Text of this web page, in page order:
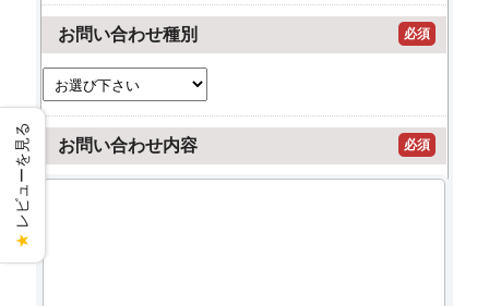
お問い合わせ種別 必須
お問い合わせ内容 必須
★
レビューを見る